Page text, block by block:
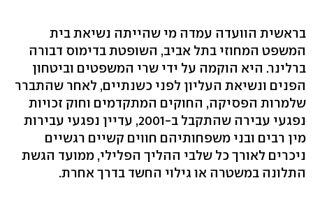
בראשית הוועדה עמדה מי שהייתה נשיאת בית
המשפט המחוזי בתל אביב, השופטת בדימוס דבורה
ברלינר. היא הוקמה על ידי שרי המשפטים וביטחון
הפנים ונשיאת העליון לפני כשנתיים, לאחר שהתברר
שלמרות הפסיקה, החוקים המתקדמים וחוק זכויות
נפגעי עבירה שהתקבל ב-2001, עדיין נפגעי עבירות
מין רבים ובני משפחותיהם חווים קשיים רגשיים
ניכרים לאורך כל שלבי ההליך הפלילי, ממועד הגשת
התלונה במשטרה או גילוי החשד בדרך אחרת.